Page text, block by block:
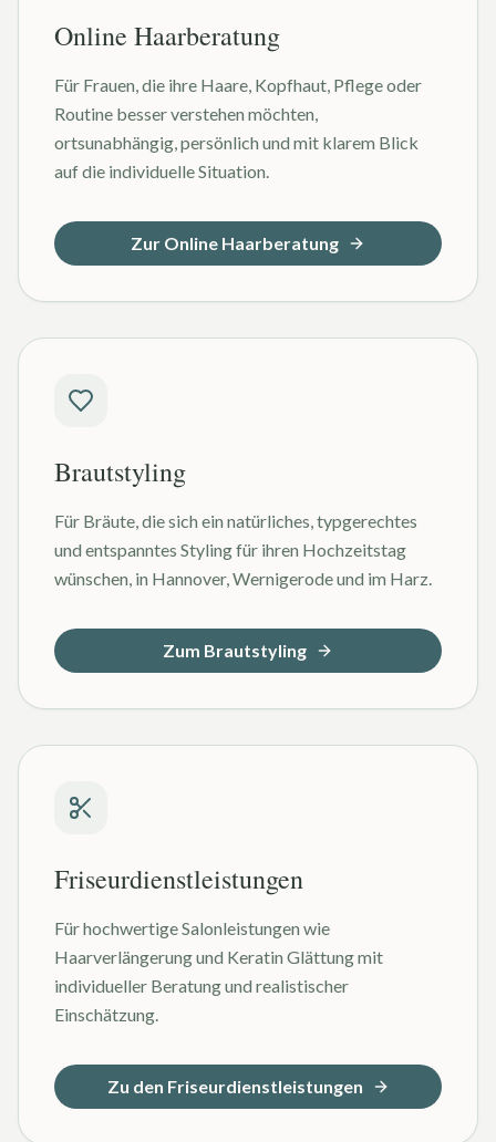
Online Haarberatung
Für Frauen, die ihre Haare, Kopfhaut, Pflege oder
Routine besser verstehen möchten,
ortsunabhängig, persönlich und mit klarem Blick
auf die individuelle Situation.
Zur Online Haarberatung
Brautstyling
Für Bräute, die sich ein natürliches, typgerechtes
und entspanntes Styling für ihren Hochzeitstag
wünschen, in Hannover, Wernigerode und im Harz.
Zum Brautstyling
Friseurdienstleistungen
Für hochwertige Salonleistungen wie
Haarverlängerung und Keratin Glättung mit
individueller Beratung und realistischer
Einschätzung.
Zu den Friseurdienstleistungen